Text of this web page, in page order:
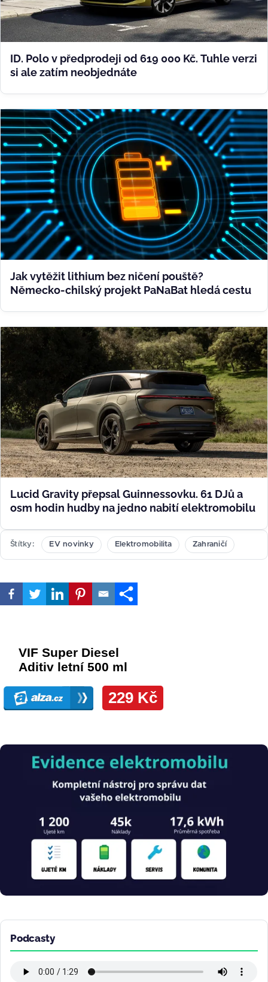
ID. Polo v předprodeji od 619 000 Kč. Tuhle verzi
si ale zatím neobjednáte
Jak vytěžit lithium bez ničení pouště?
Německo-chilský projekt PaNaBat hledá cestu
Lucid Gravity přepsal Guinnessovku. 61 DJů a
osm hodin hudby na jedno nabití elektromobilu
Štítky EV novinky Elektromobilita Zahraničí
Obrázek
Podcasty